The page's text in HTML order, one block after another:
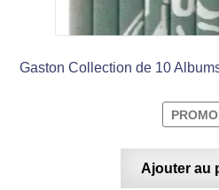
Gaston Collection de 10
Ajouter au